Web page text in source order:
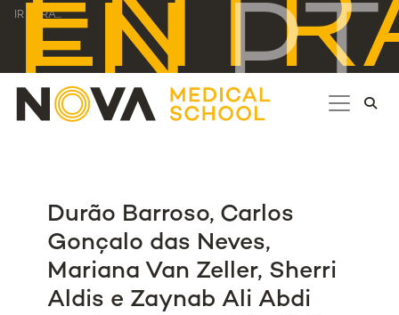
IR PARA...
EN PT
Durão Barroso, Carlos
Gonçalo das Neves,
Mariana Van Zeller, Sherri
Aldis e Zaynab Ali Abdi